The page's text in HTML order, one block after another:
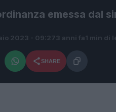
emessa dal
2023 - 09:273 anni fa 1 min di
SHARE